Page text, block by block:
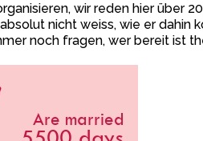
wir reden hier über
nicht weiss, wie er dahin
noch fragen, wer bereit ist